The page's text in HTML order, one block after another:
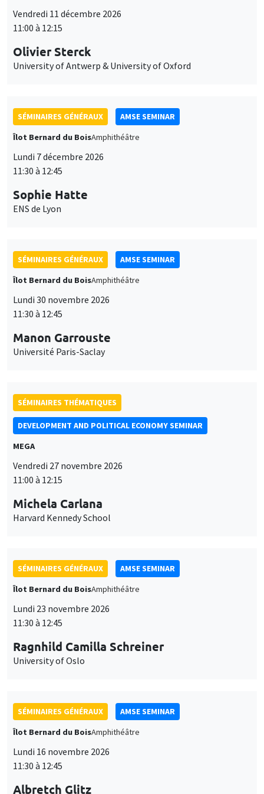
Vendredi 11 décembre 2026
11:00 à 12:15
Olivier Sterck
University of Antwerp & University of Oxford
SÉMINAIRES GÉNÉRAUX
AMSE SEMINAR
Îlot Bernard du Bois
Amphithéâtre
Lundi 7 décembre 2026
11:30 à 12:45
Sophie Hatte
ENS de Lyon
SÉMINAIRES GÉNÉRAUX
AMSE SEMINAR
Îlot Bernard du Bois
Amphithéâtre
Lundi 30 novembre 2026
11:30 à 12:45
Manon Garrouste
Université Paris-Saclay
SÉMINAIRES THÉMATIQUES
DEVELOPMENT AND POLITICAL ECONOMY SEMINAR
Vendredi 27 novembre 2026
11:00 à 12:15
Michela Carlana
Harvard Kennedy School
SÉMINAIRES GÉNÉRAUX
AMSE SEMINAR
Îlot Bernard du Bois
Amphithéâtre
Lundi 23 novembre 2026
11:30 à 12:45
Ragnhild Camilla Schreiner
University of Oslo
SÉMINAIRES GÉNÉRAUX
AMSE SEMINAR
Îlot Bernard du Bois
Amphithéâtre
Lundi 16 novembre 2026
11:30 à 12:45
Albretch Glitz
Ce site utilise des cookies et des services tiers pour garantir son bon